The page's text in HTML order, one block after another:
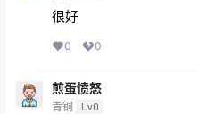
很好
0 0
煎蛋愤怒
青铜 Lv0